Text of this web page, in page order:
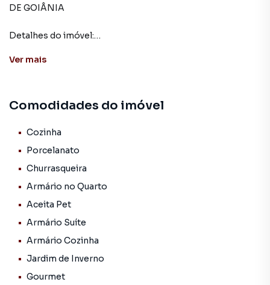
DE GOIÂNIA
Detalhes do imóvel:
• 128,50 m² de área construída
• Vaga para 3 carros
Ambientes internos:
• Sala com pé direito duplo
• Área de serviço
Área íntima:
• Quartos com armários planejados
• Suíte com banheiro privativo + jardim de inverno
exclusivo
• 2 banheiros sociais
Ver mais
Comodidades do imóvel
Cozinha
Porcelanato
Churrasqueira
Armário no Quarto
Aceita Pet
Armário Suíte
Armário Cozinha
Jardim de Inverno
Gourmet